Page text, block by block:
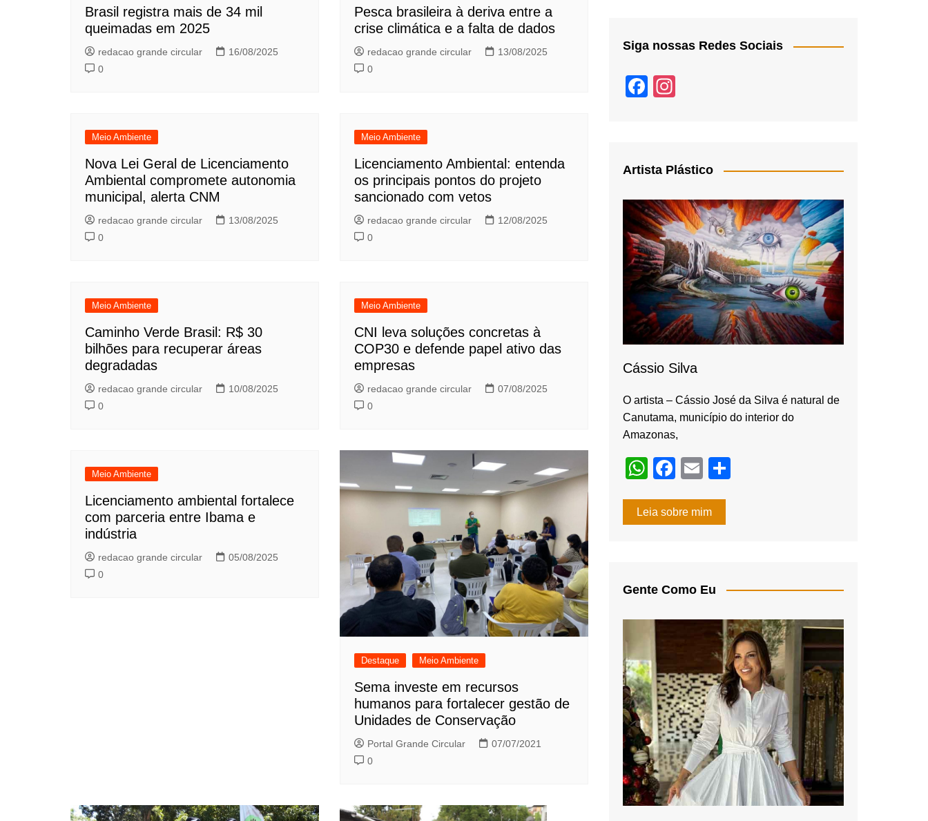
Brasil registra mais de 34 mil
queimadas em 2025
redacao grande circular
16/08/2025
0
Pesca brasileira à deriva entre a
crise climática e a falta de dados
redacao grande circular
13/08/2025
0
Meio Ambiente
Nova Lei Geral de Licenciamento
Ambiental compromete autonomia
municipal, alerta CNM
redacao grande circular
13/08/2025
0
Meio Ambiente
Licenciamento Ambiental: entenda
os principais pontos do projeto
sancionado com vetos
redacao grande circular
12/08/2025
0
Meio Ambiente
Caminho Verde Brasil: R$ 30
bilhões para recuperar áreas
degradadas
redacao grande circular
10/08/2025
0
Meio Ambiente
CNI leva soluções concretas à
COP30 e defende papel ativo das
empresas
redacao grande circular
07/08/2025
0
Meio Ambiente
Licenciamento ambiental fortalece
com parceria entre Ibama e
indústria
redacao grande circular
05/08/2025
0
Destaque Meio Ambiente
Sema investe em recursos
humanos para fortalecer gestão de
Unidades de Conservação
Portal Grande Circular
07/07/2021
0
Siga nossas Redes Sociais
F
b
o
o
k
a
m
Artista Plástico
Cássio Silva
O artista – Cássio José da Silva é natural de
Canutama, município do interior do
Amazonas,
W
at
p
F
c
o
k
E
ail
Leia sobre mim
Gente Como Eu